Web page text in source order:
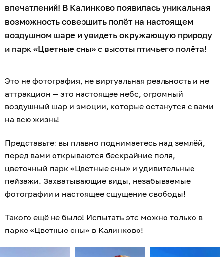
впечатлений! В Калинково появилась уникальная
возможность совершить полёт на настоящем
воздушном шаре и увидеть окружающую природу
и парк «Цветные сны» с высоты птичьего полёта!
Это не фотография, не виртуальная реальность и не
аттракцион — это настоящее небо, огромный
воздушный шар и эмоции, которые останутся с вами
на всю жизнь!
Представьте: вы плавно поднимаетесь над землёй,
перед вами открываются бескрайние поля,
цветочный парк «Цветные сны» и удивительные
пейзажи. Захватывающие виды, незабываемые
фотографии и настоящее ощущение свободы!
Такого ещё не было! Испытать это можно только в
парке «Цветные сны» в Калинково!